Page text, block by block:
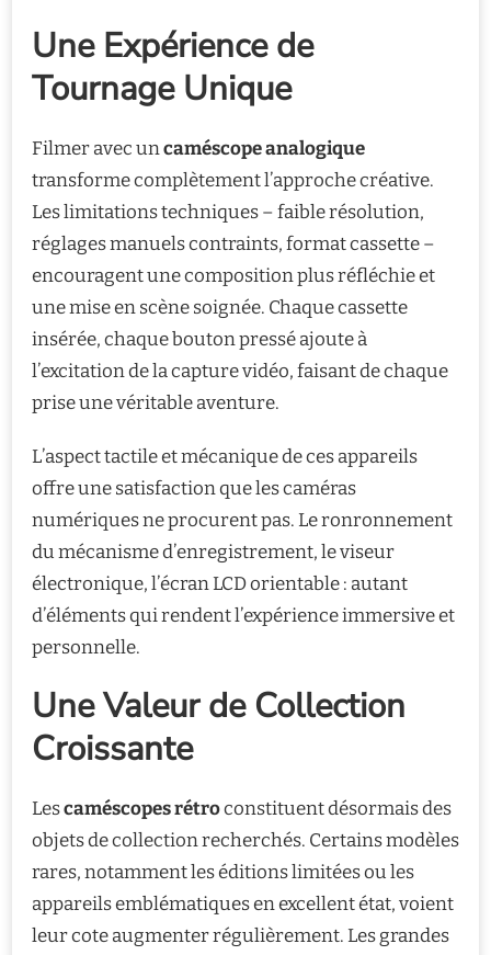
Une Expérience de
Tournage Unique
Filmer avec uncaméscope analogique
transforme complètement l’approche créative.
Les limitations techniques – faible résolution,
réglages manuels contraints, format cassette –
encouragent une composition plus réfléchie et
une mise en scène soignée. Chaque cassette
insérée, chaque bouton pressé ajoute à
l’excitation de la capture vidéo, faisant de chaque
prise une véritable aventure.
L’aspect tactile et mécanique de ces appareils
offre une satisfaction que les caméras
numériques ne procurent pas. Le ronronnement
du mécanisme d’enregistrement, le viseur
électronique, l’écran LCD orientable : autant
d’éléments qui rendent l’expérience immersive et
personnelle.
Une Valeur de Collection
Croissante
Lescaméscopes rétroconstituent désormais des
objets de collection recherchés. Certains modèles
rares, notamment les éditions limitées ou les
appareils emblématiques en excellent état, voient
leur cote augmenter régulièrement. Les grandes